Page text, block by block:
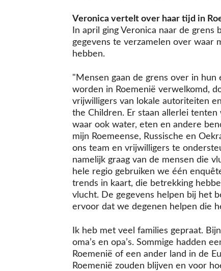
Veronica vertelt over haar tijd in
In april ging Veronica naar de
gegevens te verzamelen over waar
hebben.
"Mensen gaan de grens over in hun
worden in Roemenië verwelkomd,
vrijwilligers van lokale autoriteiten
the Children. Er staan allerlei
waar ook water, eten en andere
mijn Roemeense, Russische en
ons team en vrijwilligers te
namelijk graag van de mensen die
hele regio gebruiken we één
trends in kaart, die betrekking
vlucht. De gegevens helpen bij het
ervoor dat we degenen helpen die
Ik heb met veel families gepraat.
oma’s en opa’s. Sommige hadden
Roemenië of een ander land in de
Roemenië zouden blijven en voor